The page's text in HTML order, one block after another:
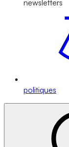
newsletters
politiques